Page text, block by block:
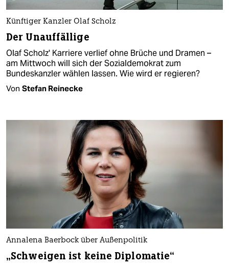
Künftiger Kanzler Olaf Scholz
Der Unauffällige
Olaf Scholz' Karriere verlief ohne Brüche und Dramen –
am Mittwoch will sich der Sozialdemokrat zum
Bundeskanzler wählen lassen. Wie wird er regieren?
Von Stefan Reinecke
Annalena Baerbock über Außenpolitik
„Schweigen ist keine Diplomatie“